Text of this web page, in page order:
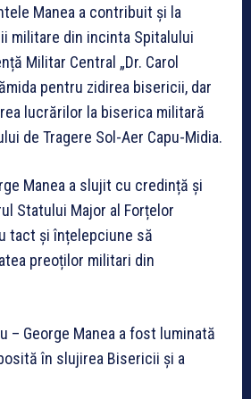
Manea a contribuit și la
militare din incinta Spitalului
Militar Central „Dr. Carol
pentru zidirea bisericii, dar
lucrărilor la biserica militară
de Tragere Sol-Aer Capu-Midia.
Manea a slujit cu credință și
Statului Major al Forțelor
tact și înțelepciune să
preoților militari din
– George Manea a fost luminată
în slujirea Bisericii și a